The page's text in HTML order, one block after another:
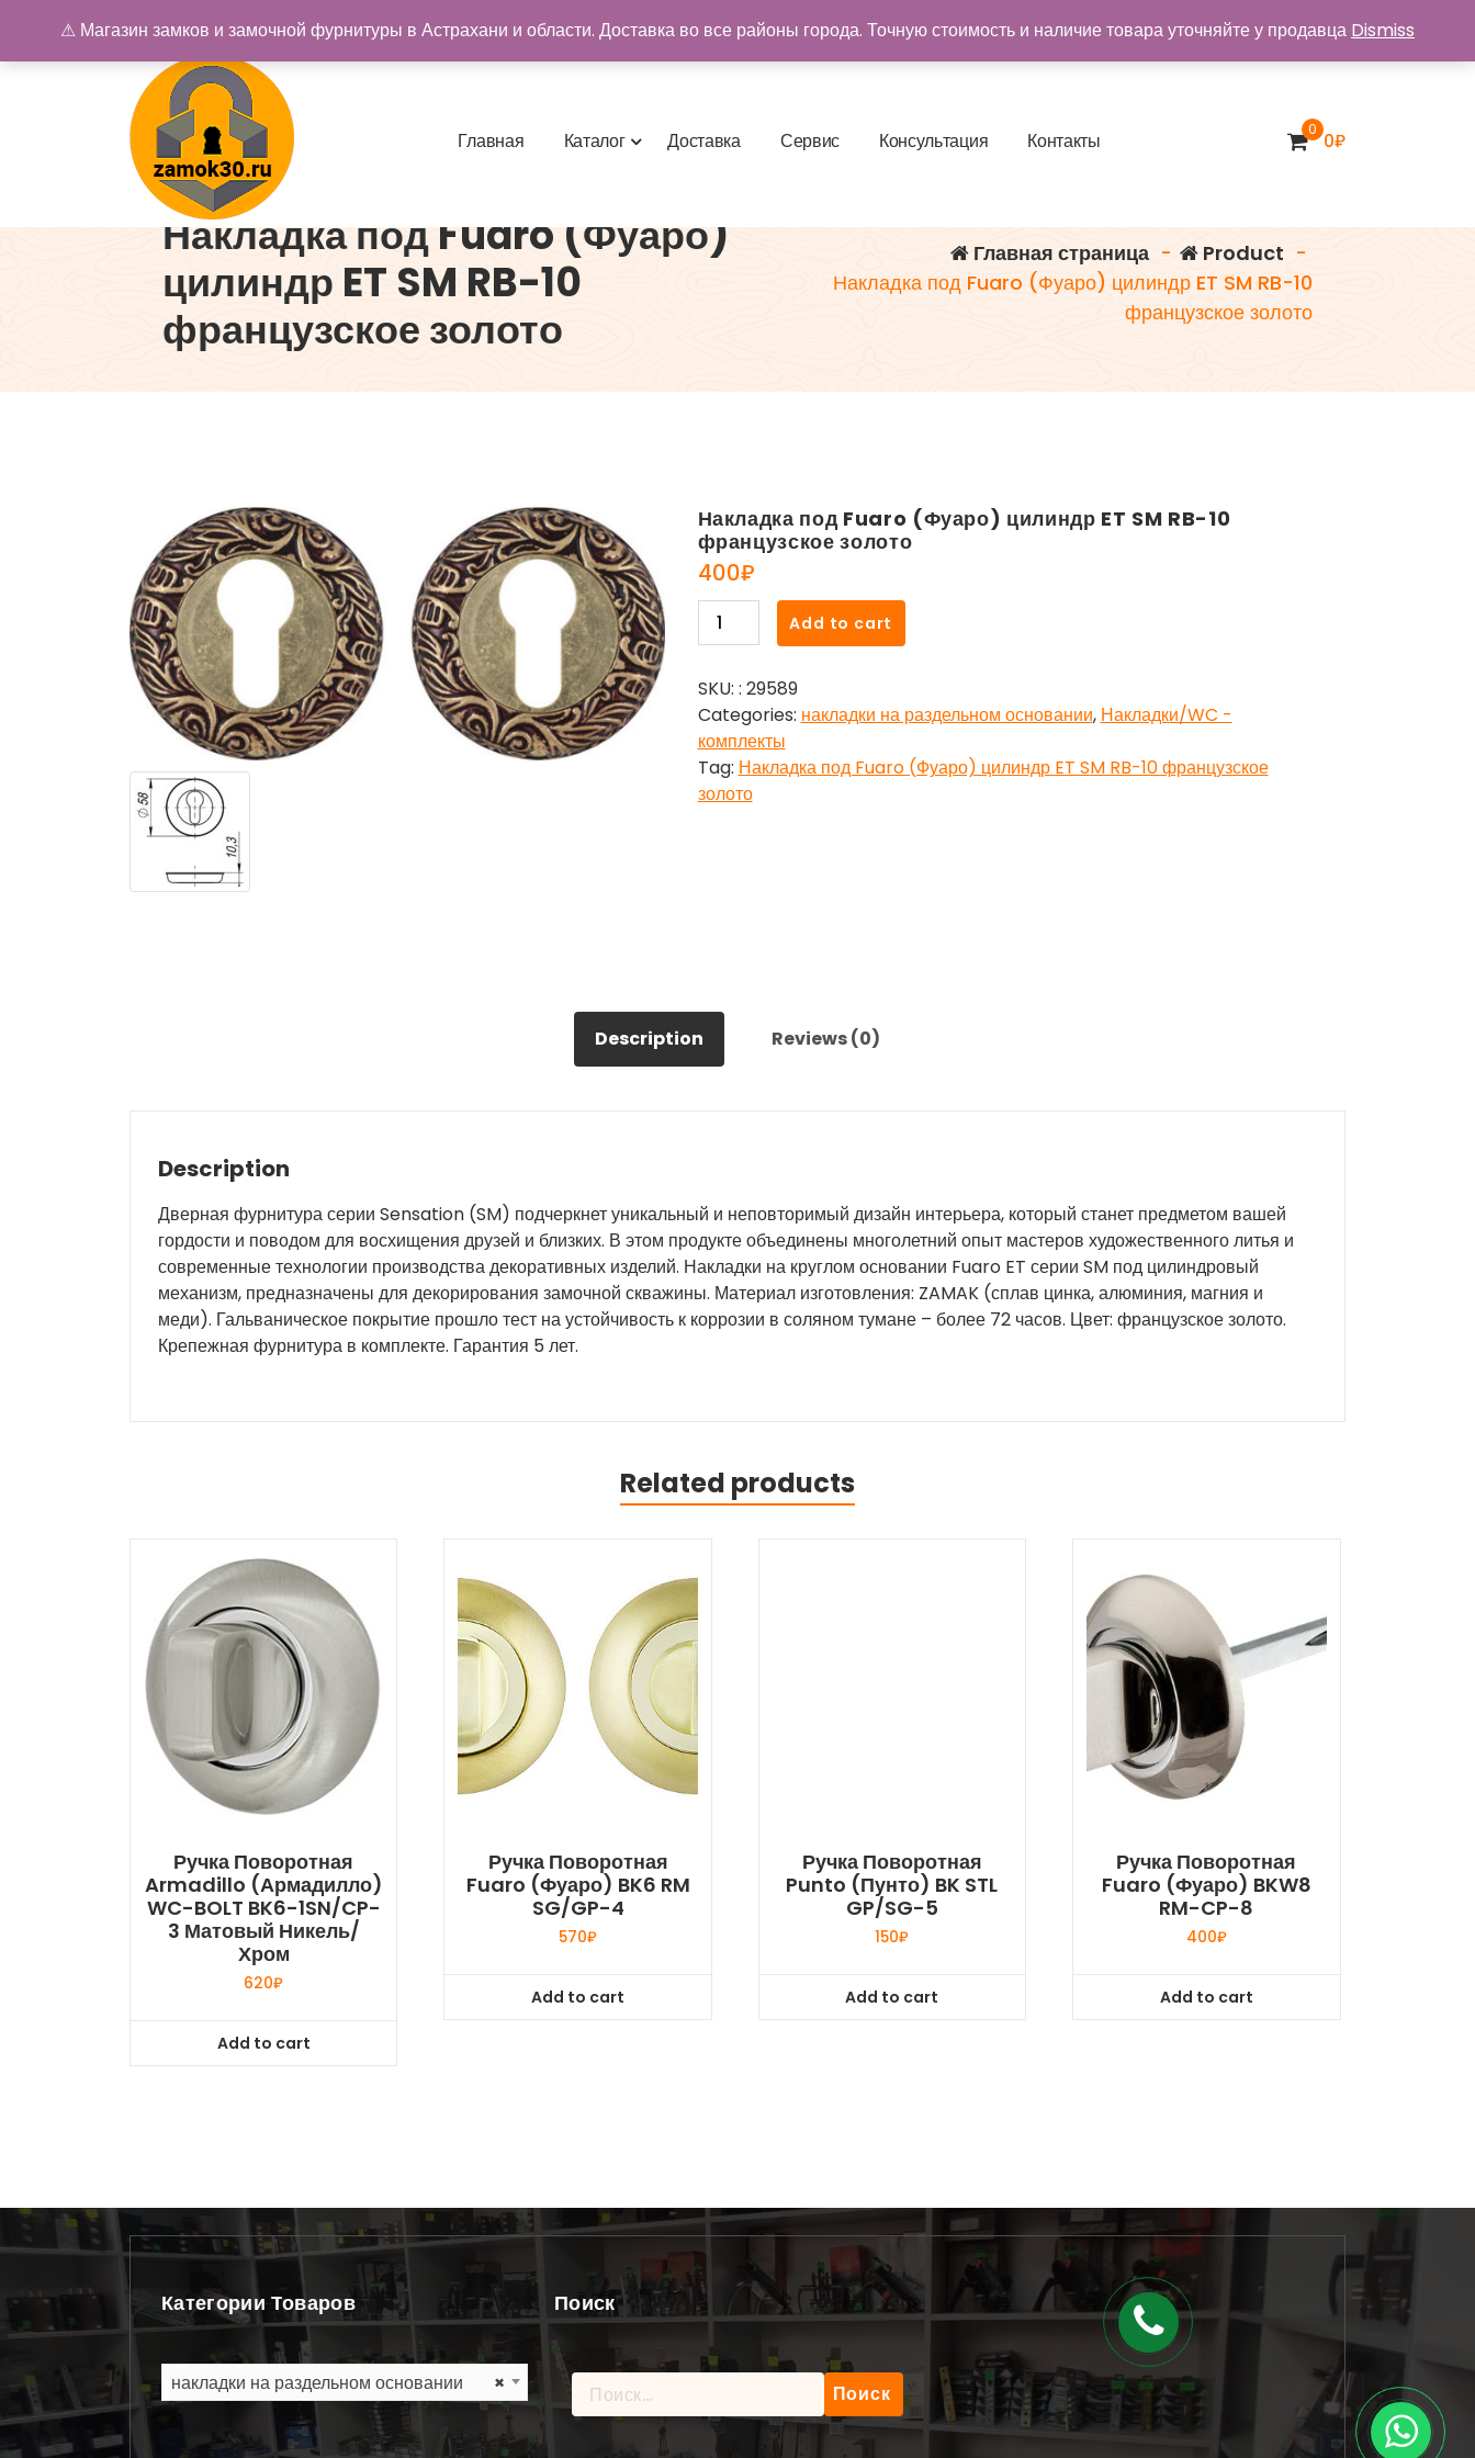
содержимому
Купить замок в Астрахани. Замки и дверная фурнитура
Главная Каталог Доставка Сервис Консультация Контакты 0 0₽
Накладка под Fuaro (Фуаро)
цилиндр ET SM RB-10
французское золото
Главная страница - Product -
Накладка под Fuaro (Фуаро) цилиндр ET SM RB-10
французское золото
Накладка под Fuaro (Фуаро) цилиндр ET SM RB-10
французское золото
400₽
Накладка
под
(Фуаро)
цилиндр
ET
SM
RB-
Add to cart
SKU: : 29589
Categories: накладки на раздельном основании, Накладки/WC -
комплекты
Tag: Накладка под Fuaro (Фуаро) цилиндр ET SM RB-10 французское
золото
Description Reviews (0)
Description
Дверная фурнитура серии Sensation (SM) подчеркнет уникальный и неповторимый дизайн интерьера, который станет предметом вашей
гордости и поводом для восхищения друзей и близких. В этом продукте объединены многолетний опыт мастеров художественного литья и
современные технологии производства декоративных изделий. Накладки на круглом основании Fuaro ET серии SM под цилиндровый
механизм, предназначены для декорирования замочной скважины. Материал изготовления: ZAMAK (сплав цинка, алюминия, магния и
меди). Гальваническое покрытие прошло тест на устойчивость к коррозии в соляном тумане – более 72 часов. Цвет: французское золото.
Крепежная фурнитура в комплекте. Гарантия 5 лет.
Related products
Ручка Поворотная
Armadillo (Армадилло)
WC-BOLT BK6-1SN/CP-
3 Матовый Никель/
Хром
620₽
Add to cart
Ручка Поворотная
Fuaro (Фуаро) BK6 RM
SG/GP-4
570₽
Add to cart
Ручка Поворотная
Punto (Пунто) BK STL
GP/SG-5
150₽
Add to cart
Ручка Поворотная
Fuaro (Фуаро) BKW8
RM-CP-8
400₽
Add to cart
Категории Товаров
×
накладки на раздельном основании
Поиск
Найти:
⚠ Магазин замков и замочной фурнитуры в Астрахани и области. Доставка во все районы города. Точную стоимость и наличие товара уточняйте у продавца Dismiss